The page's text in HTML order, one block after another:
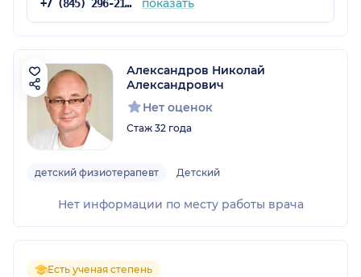
+7 (845) 296-21-12 показать
Александров Николай
Александрович
Нет оценок
Стаж 32 года
детский физиотерапевт Детский
Нет информации по месту работы врача
Есть ученая степень